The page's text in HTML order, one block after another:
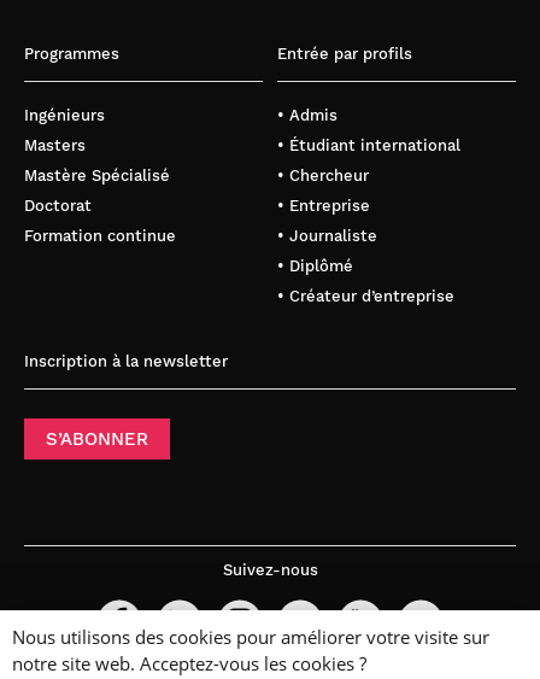
Programmes
Ingénieurs
Masters
Mastère Spécialisé
Doctorat
Formation continue
Entrée par profils
• Admis
• Étudiant international
• Chercheur
• Entreprise
• Journaliste
• Diplômé
• Créateur d’entreprise
Inscription à la newsletter
S’ABONNER
Suivez-nous
Nous utilisons des cookies pour améliorer votre visite sur
notre site web. Acceptez-vous les cookies ?